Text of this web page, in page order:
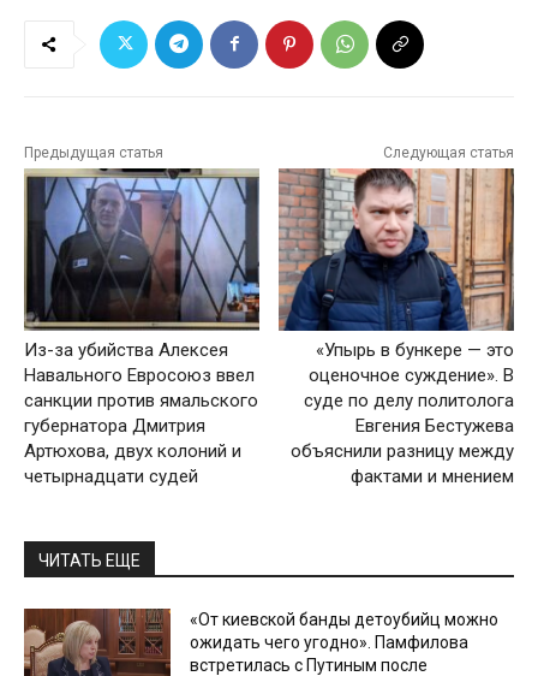
Предыдущая статья
Из-за убийства Алексея
Навального Евросоюз ввел
санкции против ямальского
губернатора Дмитрия
Артюхова, двух колоний и
четырнадцати судей
Следующая статья
«Упырь в бункере — это
оценочное суждение». В
суде по делу политолога
Евгения Бестужева
объяснили разницу между
фактами и мнением
ЧИТАТЬ ЕЩЕ
«От киевской банды детоубийц можно
ожидать чего угодно». Памфилова
встретилась с Путиным после